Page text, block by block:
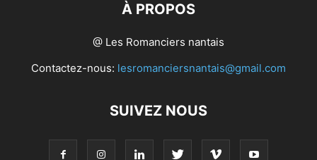
À PROPOS
@ Les Romanciers nantais
Contactez-nous: lesromanciersnantais@gmail.com
SUIVEZ NOUS